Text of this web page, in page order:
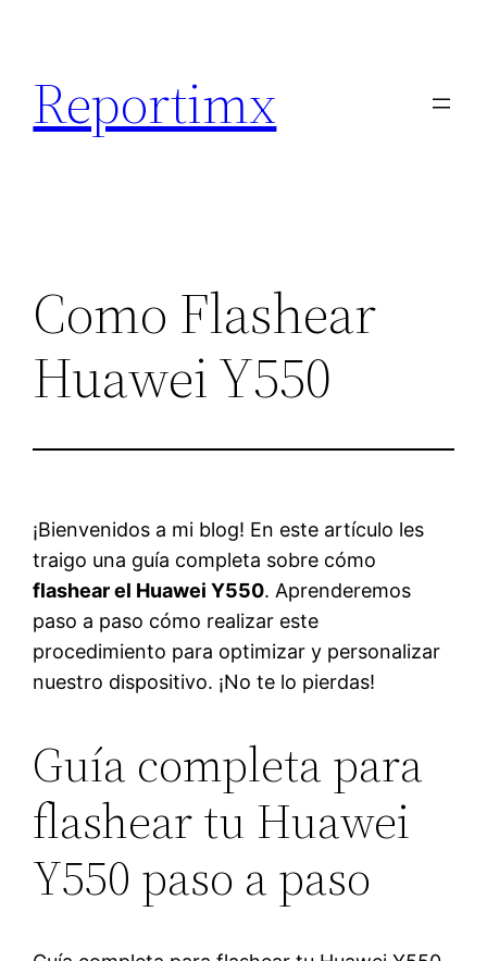
contenido
Reportimx
Como Flashear
Huawei Y550
¡Bienvenidos a mi blog! En este artículo les
traigo una guía completa sobre cómo
flashear el Huawei Y550. Aprenderemos
paso a paso cómo realizar este
procedimiento para optimizar y personalizar
nuestro dispositivo. ¡No te lo pierdas!
Guía completa para
flashear tu Huawei
Y550 paso a paso